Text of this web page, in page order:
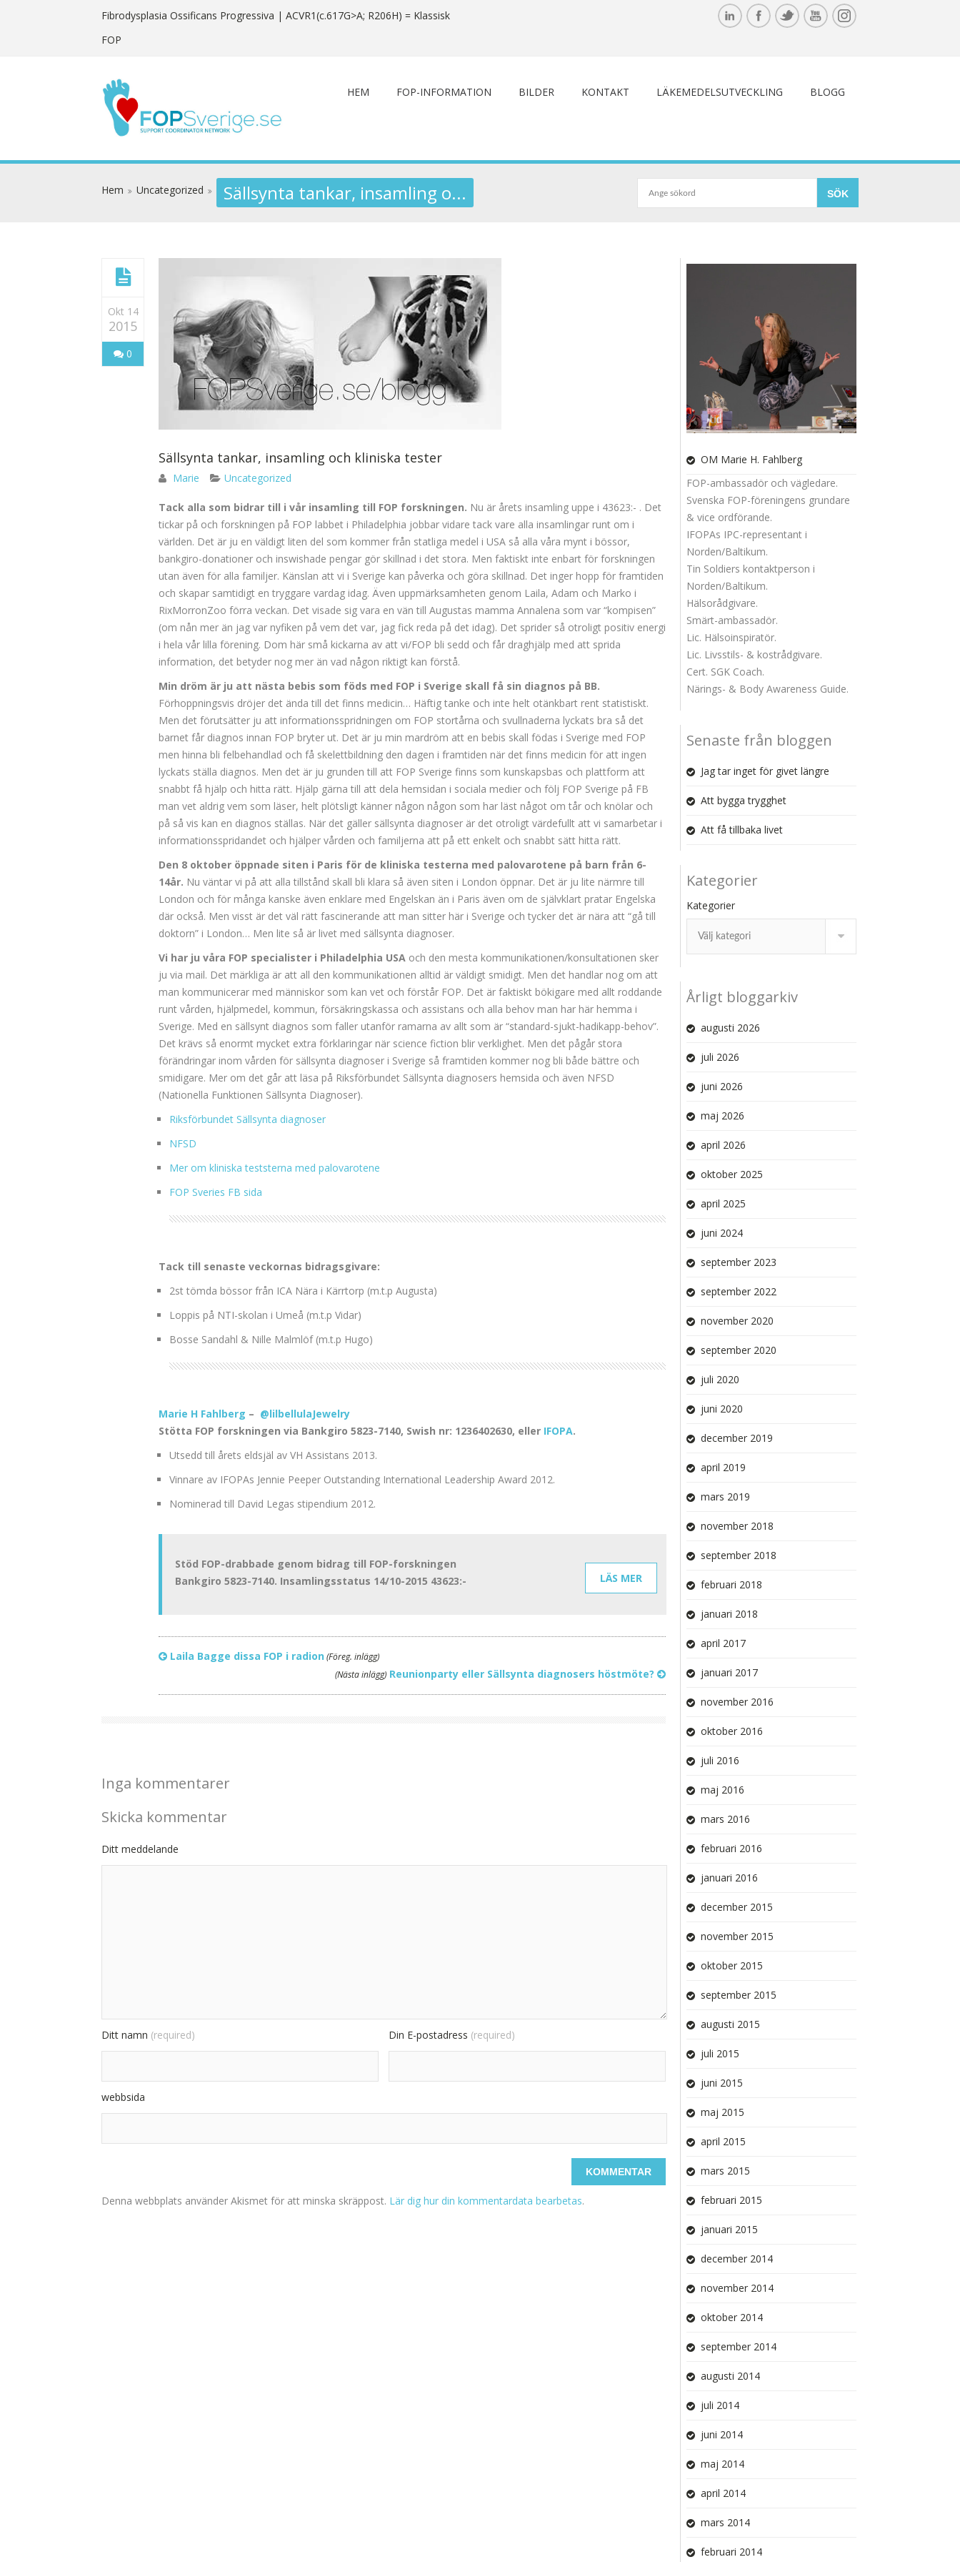
Fibrodysplasia Ossificans Progressiva | ACVR1(c.617G>A; R206H) = Klassisk
FOP
HEM FOP-INFORMATION BILDER KONTAKT LÄKEMEDELSUTVECKLING BLOGG
Hem Uncategorized Sällsynta tankar, insamling o...
Okt 14
2015
0
Sällsynta tankar, insamling och kliniska tester
Marie Uncategorized
Tack alla som bidrar till i vår insamling till FOP forskningen. Nu är årets insamling uppe i 43623:- . Det
tickar på och forskningen på FOP labbet i Philadelphia jobbar vidare tack vare alla insamlingar runt om i
världen. Det är ju en väldigt liten del som kommer från statliga medel i USA så alla våra mynt i bössor,
bankgiro-donationer och inswishade pengar gör skillnad i det stora. Men faktiskt inte enbart för forskningen
utan även för alla familjer. Känslan att vi i Sverige kan påverka och göra skillnad. Det inger hopp för framtiden
och skapar samtidigt en tryggare vardag idag. Även uppmärksamheten genom Laila, Adam och Marko i
RixMorronZoo förra veckan. Det visade sig vara en vän till Augustas mamma Annalena som var “kompisen”
(om nån mer än jag var nyfiken på vem det var, jag fick reda på det idag). Det sprider så otroligt positiv energi
i hela vår lilla förening. Dom här små kickarna av att vi/FOP bli sedd och får draghjälp med att sprida
information, det betyder nog mer än vad någon riktigt kan förstå.
Min dröm är ju att nästa bebis som föds med FOP i Sverige skall få sin diagnos på BB.
Förhoppningsvis dröjer det ända till det finns medicin… Häftig tanke och inte helt otänkbart rent statistiskt.
Men det förutsätter ju att informationsspridningen om FOP stortårna och svullnaderna lyckats bra så det
barnet får diagnos innan FOP bryter ut. Det är ju min mardröm att en bebis skall födas i Sverige med FOP
men hinna bli felbehandlad och få skelettbildning den dagen i framtiden när det finns medicin för att ingen
lyckats ställa diagnos. Men det är ju grunden till att FOP Sverige finns som kunskapsbas och plattform att
snabbt få hjälp och hitta rätt. Hjälp gärna till att dela hemsidan i sociala medier och följ FOP Sverige på FB
man vet aldrig vem som läser, helt plötsligt känner någon någon som har läst något om tår och knölar och
på så vis kan en diagnos ställas. När det gäller sällsynta diagnoser är det otroligt värdefullt att vi samarbetar i
informationsspridandet och hjälper vården och familjerna att på ett enkelt och snabbt sätt hitta rätt.
Den 8 oktober öppnade siten i Paris för de kliniska testerna med palovarotene på barn från 6-
14år. Nu väntar vi på att alla tillstånd skall bli klara så även siten i London öppnar. Det är ju lite närmre till
London och för många kanske även enklare med Engelskan än i Paris även om de självklart pratar Engelska
där också. Men visst är det väl rätt fascinerande att man sitter här i Sverige och tycker det är nära att “gå till
doktorn” i London… Men lite så är livet med sällsynta diagnoser.
Vi har ju våra FOP specialister i Philadelphia USA och den mesta kommunikationen/konsultationen sker
ju via mail. Det märkliga är att all den kommunikationen alltid är väldigt smidigt. Men det handlar nog om att
man kommunicerar med människor som kan vet och förstår FOP. Det är faktiskt bökigare med allt roddande
runt vården, hjälpmedel, kommun, försäkringskassa och assistans och alla behov man har här hemma i
Sverige. Med en sällsynt diagnos som faller utanför ramarna av allt som är “standard-sjukt-hadikapp-behov”.
Det krävs så enormt mycket extra förklaringar när science fiction blir verklighet. Men det pågår stora
förändringar inom vården för sällsynta diagnoser i Sverige så framtiden kommer nog bli både bättre och
smidigare. Mer om det går att läsa på Riksförbundet Sällsynta diagnosers hemsida och även NFSD
(Nationella Funktionen Sällsynta Diagnoser).
Riksförbundet Sällsynta diagnoser
NFSD
Mer om kliniska teststerna med palovarotene
FOP Sveries FB sida
Tack till senaste veckornas bidragsgivare:
2st tömda bössor från ICA Nära i Kärrtorp (m.t.p Augusta)
Loppis på NTI-skolan i Umeå (m.t.p Vidar)
Bosse Sandahl & Nille Malmlöf (m.t.p Hugo)
Marie H Fahlberg – @lilbellulaJewelry
Stötta FOP forskningen via Bankgiro 5823-7140, Swish nr: 1236402630, eller IFOPA.
Utsedd till årets eldsjäl av VH Assistans 2013.
Vinnare av IFOPAs Jennie Peeper Outstanding International Leadership Award 2012.
Nominerad till David Legas stipendium 2012.
Stöd FOP-drabbade genom bidrag till FOP-forskningen
Bankgiro 5823-7140. Insamlingsstatus 14/10-2015 43623:-
LÄS MER
Laila Bagge dissa FOP i radion (Föreg. inlägg)
(Nästa inlägg) Reunionparty eller Sällsynta diagnosers höstmöte?
Inga kommentarer
Skicka kommentar
Ditt meddelande
Ditt namn (required) Din E-postadress (required)
webbsida
Denna webbplats använder Akismet för att minska skräppost. Lär dig hur din kommentardata bearbetas.
OM Marie H. Fahlberg
FOP-ambassadör och vägledare.
Svenska FOP-föreningens grundare
& vice ordförande.
IFOPAs IPC-representant i
Norden/Baltikum.
Tin Soldiers kontaktperson i
Norden/Baltikum.
Hälsorådgivare.
Smärt-ambassadör.
Lic. Hälsoinspiratör.
Lic. Livsstils- & kostrådgivare.
Cert. SGK Coach.
Närings- & Body Awareness Guide.
Senaste från bloggen
Jag tar inget för givet längre
Att bygga trygghet
Att få tillbaka livet
Kategorier
Kategorier
Årligt bloggarkiv
augusti 2026
juli 2026
juni 2026
maj 2026
april 2026
oktober 2025
april 2025
juni 2024
september 2023
september 2022
november 2020
september 2020
juli 2020
juni 2020
december 2019
april 2019
mars 2019
november 2018
september 2018
februari 2018
januari 2018
april 2017
januari 2017
november 2016
oktober 2016
juli 2016
maj 2016
mars 2016
februari 2016
januari 2016
december 2015
november 2015
oktober 2015
september 2015
augusti 2015
juli 2015
juni 2015
maj 2015
april 2015
mars 2015
februari 2015
januari 2015
december 2014
november 2014
oktober 2014
september 2014
augusti 2014
juli 2014
juni 2014
maj 2014
april 2014
mars 2014
februari 2014